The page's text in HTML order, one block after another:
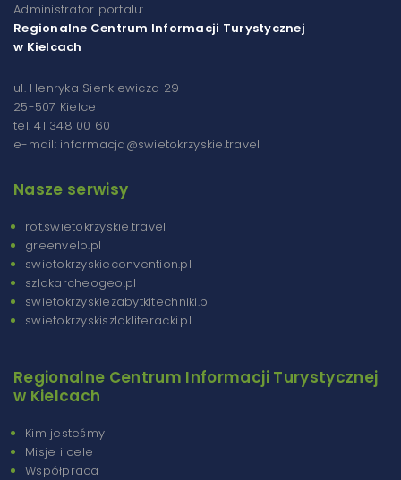
Administrator portalu:
Regionalne Centrum Informacji Turystycznej
w Kielcach
ul. Henryka Sienkiewicza 29
25-507 Kielce
tel. 41 348 00 60
e-mail: informacja@swietokrzyskie.travel
Nasze serwisy
rot.swietokrzyskie.travel
greenvelo.pl
swietokrzyskieconvention.pl
szlakarcheogeo.pl
swietokrzyskiezabytkitechniki.pl
swietokrzyskiszlakliteracki.pl
Regionalne Centrum Informacji Turystycznej
w Kielcach
Kim jesteśmy
Misje i cele
Współpraca